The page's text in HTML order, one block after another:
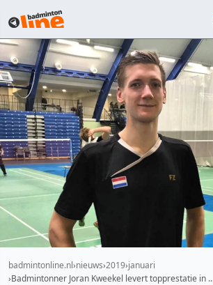
badmintonline.nl nieuws 2019 januari
Badmintonner Joran Kweekel levert topprestatie in